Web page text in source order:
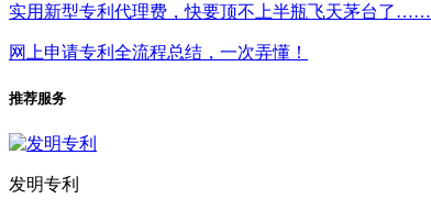
实用新型专利代理费，快要顶不上半瓶飞天茅台了……
网上申请专利全流程总结，一次弄懂！
推荐服务
发明专利